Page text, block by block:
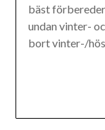
bäst
undan vinter-
bort vinter-/